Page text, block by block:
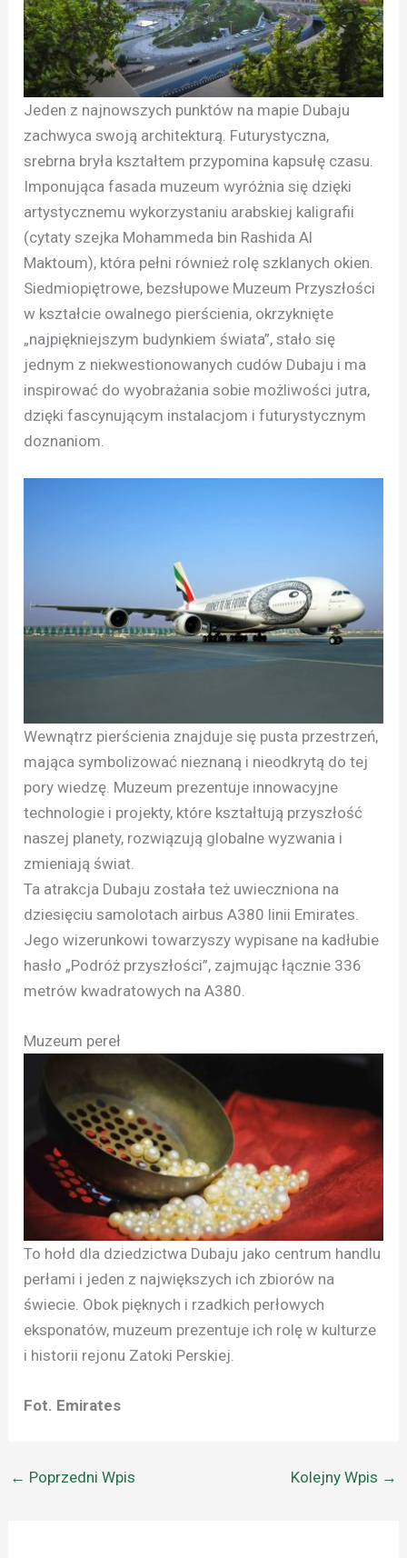
Jeden z najnowszych punktów na mapie Dubaju
zachwyca swoją architekturą. Futurystyczna,
srebrna bryła kształtem przypomina kapsułę czasu.
Imponująca fasada muzeum wyróżnia się dzięki
artystycznemu wykorzystaniu arabskiej kaligrafii
(cytaty szejka Mohammeda bin Rashida Al
Maktoum), która pełni również rolę szklanych okien.
Siedmiopiętrowe, bezsłupowe Muzeum Przyszłości
w kształcie owalnego pierścienia, okrzyknięte
„najpiękniejszym budynkiem świata”, stało się
jednym z niekwestionowanych cudów Dubaju i ma
inspirować do wyobrażania sobie możliwości jutra,
dzięki fascynującym instalacjom i futurystycznym
doznaniom.
Wewnątrz pierścienia znajduje się pusta przestrzeń,
mająca symbolizować nieznaną i nieodkrytą do tej
pory wiedzę. Muzeum prezentuje innowacyjne
technologie i projekty, które kształtują przyszłość
naszej planety, rozwiązują globalne wyzwania i
zmieniają świat.
Ta atrakcja Dubaju została też uwieczniona na
dziesięciu samolotach airbus A380 linii Emirates.
Jego wizerunkowi towarzyszy wypisane na kadłubie
hasło „Podróż przyszłości”, zajmując łącznie 336
metrów kwadratowych na A380.
Muzeum pereł
To hołd dla dziedzictwa Dubaju jako centrum handlu
perłami i jeden z największych ich zbiorów na
świecie. Obok pięknych i rzadkich perłowych
eksponatów, muzeum prezentuje ich rolę w kulturze
i historii rejonu Zatoki Perskiej.
Fot. Emirates
← Poprzedni Wpis Kolejny Wpis →